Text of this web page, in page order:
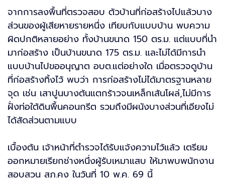
จากการลงพื้นที่ตรวจสอบ ตัวบ้านที่ก่อสร้างไปแล้วบาง
ส่วนของผู้เสียหายรายหนึ่ง เทียบกับแบบบ้าน พบความ
ผิดปกติหลายอย่าง ทั้งบ้านขนาด 150 ตร.ม. แต่แบบที่นำ
มาก่อสร้าง เป็นบ้านขนาด 175 ตร.ม. และไม่ได้มีการนำ
แบบบ้านไปขออนุญาต อบต.แต่อย่างใด เมื่อตรวจดูบ้าน
ที่ก่อสร้างทิ้งไว้ พบว่า การก่อสร้างไม่ได้มาตรฐานหลาย
จุด เช่น เสาปูนบางต้นแตกร้าวจนเหล็กเส้นโผล่,ไม่มีการ
ฝั่งท่อใต้ดินพื้นคอนกรีต รวมถึงมีผนังบางส่วนที่เอียงไม่
ได้สัดส่วนตามแบบ
เบื้องต้น เจ้าหน้าที่ตำรวจได้รับแจ้งความไว้แล้ว เตรียม
ออกหมายเรียกช่างหนึ่งผู้รับเหมาแสบ ให้มาพบพนักงาน
สอบสวน สภ.คง ในวันที่ 10 พ.ค. 69 นี้